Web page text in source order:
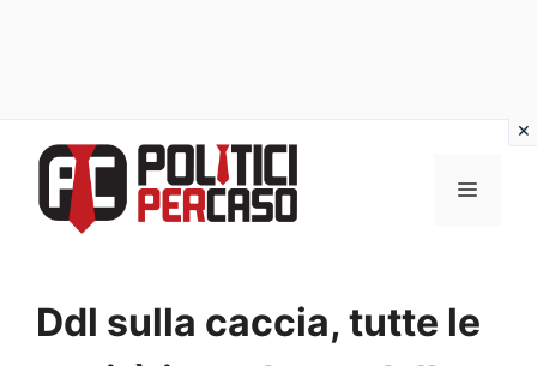
contenuto
MENU
Ddl sulla caccia, tutte le